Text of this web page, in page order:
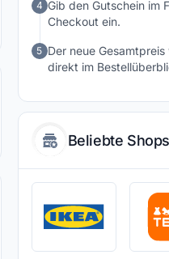
4 Gib den Gutschein im
Checkout ein.
5 Der neue
direkt im
Beliebte Shops